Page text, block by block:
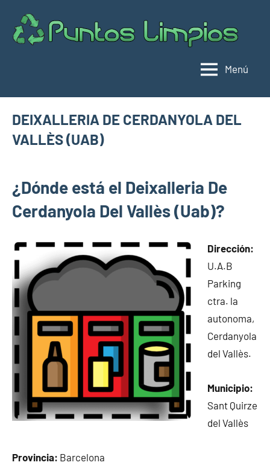
contenido
Menú
DEIXALLERIA DE CERDANYOLA DEL
VALLÈS (UAB)
limpios en
municipios
de
14,
2024
¿Dónde está el Deixalleria De
Cerdanyola Del Vallès (Uab)?
Dirección:
U.A.B
Parking
ctra. la
autonoma,
Cerdanyola
del Vallès.
Municipio:
Sant Quirze
del Vallès
Provincia: Barcelona